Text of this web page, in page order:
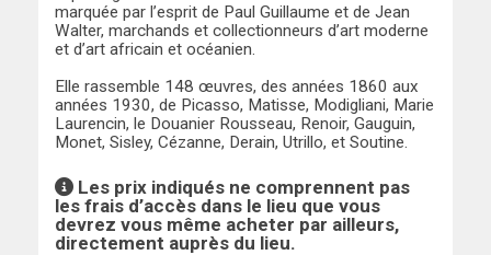
marquée par l’esprit de Paul Guillaume et de Jean
Walter, marchands et collectionneurs d’art moderne
et d’art africain et océanien.
Elle rassemble 148 œuvres, des années 1860 aux
années 1930, de Picasso, Matisse, Modigliani, Marie
Laurencin, le Douanier Rousseau, Renoir, Gauguin,
Monet, Sisley, Cézanne, Derain, Utrillo, et Soutine.
Les prix indiqués ne comprennent pas
les frais d’accès dans le lieu que vous
devrez vous même acheter par ailleurs,
directement auprès du lieu.